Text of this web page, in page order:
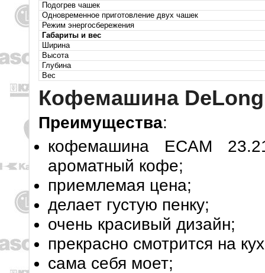
Подогрев чашек
Одновременное приготовление двух чашек
Режим энергосбережения
Габариты и вес
Ширина
Высота
Глубина
Вес
Кофемашина
Преимущества:
кофемашина ECAM
ароматный кофе;
приемлемая цена;
делает густую пенку;
очень красивый дизайн;
прекрасно смотрится на
сама себя моет;